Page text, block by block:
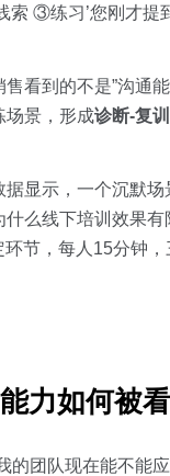
③练习’您刚才提
售看到的不是”沟通
场景，形成诊断-复
据显示，一个沉默场
么线下培训效果
节，每人15分钟，
力如何被
的团队现在能不